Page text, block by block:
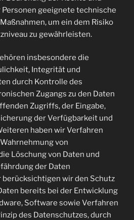
geeignete technische
um ein dem Risiko
zu gewährleisten.
insbesondere die
Integrität und
durch Kontrolle des
Zugangs zu den Daten
Zugriffs, der Eingabe,
der Verfügbarkeit und
haben wir Verfahren
von
Löschung von Daten und
der Daten
wir den Schutz
bereits bei der Entwicklung
Software sowie Verfahren
des Datenschutzes, durch